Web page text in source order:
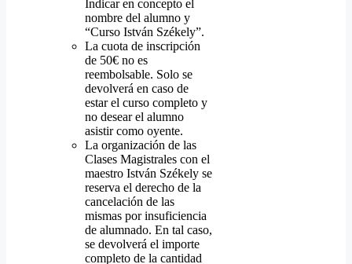
Indicar en concepto el
nombre del alumno y
“Curso István Székely”.
La cuota de inscripción
de 50€ no es
reembolsable. Solo se
devolverá en caso de
estar el curso completo y
no desear el alumno
asistir como oyente.
La organización de las
Clases Magistrales con el
maestro István Székely se
reserva el derecho de la
cancelación de las
mismas por insuficiencia
de alumnado. En tal caso,
se devolverá el importe
completo de la cantidad